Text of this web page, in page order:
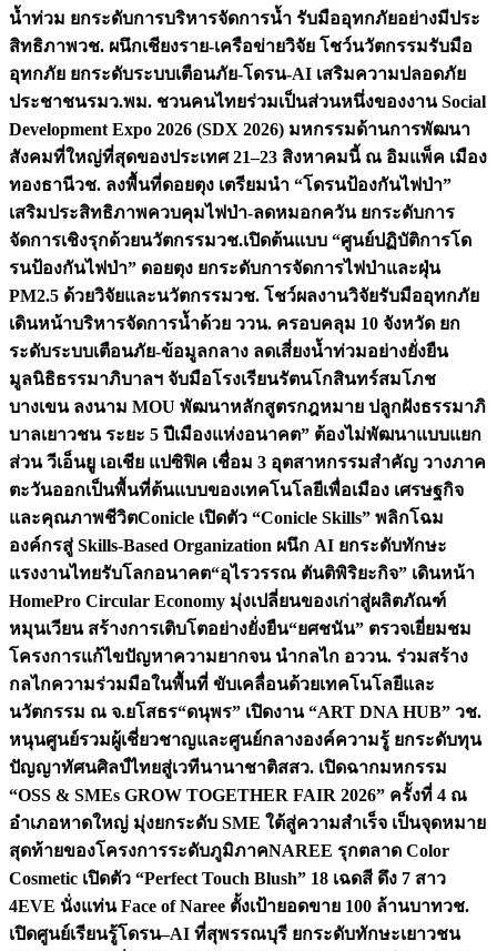
น้ำท่วม ยกระดับการบริหารจัดการน้ำ รับมืออุทกภัยอย่างมีประ
สิทธิภาพวช. ผนึกเชียงราย-เครือข่ายวิจัย โชว์นวัตกรรมรับมือ
อุทกภัย ยกระดับระบบเตือนภัย-โดรน-AI เสริมความปลอดภัย
ประชาชนรมว.พม. ชวนคนไทยร่วมเป็นส่วนหนึ่งของงาน Social
Development Expo 2026 (SDX 2026) มหกรรมด้านการพัฒนา
สังคมที่ใหญ่ที่สุดของประเทศ 21–23 สิงหาคมนี้ ณ อิมแพ็ค เมือง
ทองธานีวช. ลงพื้นที่ดอยตุง เตรียมนำ “โดรนป้องกันไฟป่า”
เสริมประสิทธิภาพควบคุมไฟป่า-ลดหมอกควัน ยกระดับการ
จัดการเชิงรุกด้วยนวัตกรรมวช.เปิดต้นแบบ “ศูนย์ปฏิบัติการโด
รนป้องกันไฟป่า” ดอยตุง ยกระดับการจัดการไฟป่าและฝุ่น
PM2.5 ด้วยวิจัยและนวัตกรรมวช. โชว์ผลงานวิจัยรับมืออุทกภัย
เดินหน้าบริหารจัดการน้ำด้วย ววน. ครอบคลุม 10 จังหวัด ยก
ระดับระบบเตือนภัย-ข้อมูลกลาง ลดเสี่ยงน้ำท่วมอย่างยั่งยืน
มูลนิธิธรรมาภิบาลฯ จับมือโรงเรียนรัตนโกสินทร์สมโภช
บางเขน ลงนาม MOU พัฒนาหลักสูตรกฎหมาย ปลูกฝังธรรมาภิ
บาลเยาวชน ระยะ 5 ปีเมืองแห่งอนาคต” ต้องไม่พัฒนาแบบแยก
ส่วน วีเอ็นยู เอเชีย แปซิฟิค เชื่อม 3 อุตสาหกรรมสำคัญ วางภาค
ตะวันออกเป็นพื้นที่ต้นแบบของเทคโนโลยีเพื่อเมือง เศรษฐกิจ
และคุณภาพชีวิตConicle เปิดตัว “Conicle Skills” พลิกโฉม
องค์กรสู่ Skills-Based Organization ผนึก AI ยกระดับทักษะ
แรงงานไทยรับโลกอนาคต“อุไรวรรณ ตันติพิริยะกิจ” เดินหน้า
HomePro Circular Economy มุ่งเปลี่ยนของเก่าสู่ผลิตภัณฑ์
หมุนเวียน สร้างการเติบโตอย่างยั่งยืน“ยศชนัน” ตรวจเยี่ยมชม
โครงการแก้ไขปัญหาความยากจน นำกลไก อววน. ร่วมสร้าง
กลไกความร่วมมือในพื้นที่ ขับเคลื่อนด้วยเทคโนโลยีและ
นวัตกรรม ณ จ.ยโสธร“ดนุพร” เปิดงาน “ART DNA HUB” วช.
หนุนศูนย์รวมผู้เชี่ยวชาญและศูนย์กลางองค์ความรู้ ยกระดับทุน
ปัญญาทัศนศิลป์ไทยสู่เวทีนานาชาติสสว. เปิดฉากมหกรรม
“OSS & SMEs GROW TOGETHER FAIR 2026” ครั้งที่ 4 ณ
อำเภอหาดใหญ่ มุ่งยกระดับ SME ใต้สู่ความสำเร็จ เป็นจุดหมาย
สุดท้ายของโครงการระดับภูมิภาคNAREE รุกตลาด Color
Cosmetic เปิดตัว “Perfect Touch Blush” 18 เฉดสี ดึง 7 สาว
4EVE นั่งแท่น Face of Naree ตั้งเป้ายอดขาย 100 ล้านบาทวช.
เปิดศูนย์เรียนรู้โดรน–AI ที่สุพรรณบุรี ยกระดับทักษะเยาวชน